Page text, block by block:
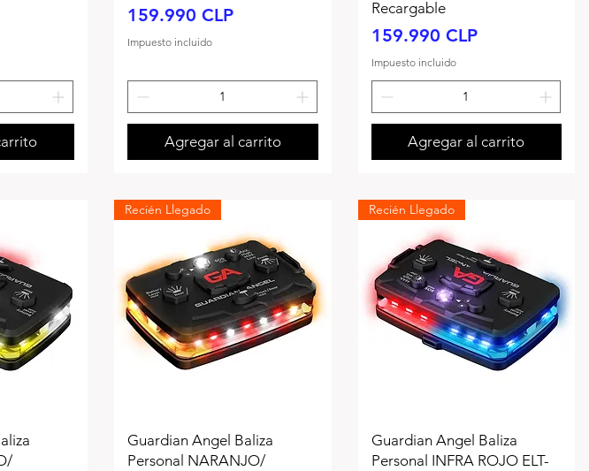
Precio
159.990 CLP
Impuesto incluido
Agregar al carrito
Recargable
Precio
159.990 CLP
Impuesto incluido
Agregar al carrito
Recién Llegado
Guardian Angel Baliza
Personal NARANJO/
Recién Llegado
Guardian Angel Baliza
Personal INFRA ROJO ELT-